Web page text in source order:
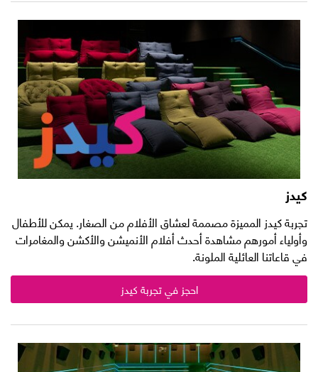
كيدز
تجربة كيدز المميزة مصممة لعشاق الأفلام من الصغار. يمكن للأطفال
وأولياء أمورهم مشاهدة أحدث أفلام الأنميشن والأكشن والمغامرات
في قاعاتنا العائلية الملونة.
احجز في تجربة كيدز